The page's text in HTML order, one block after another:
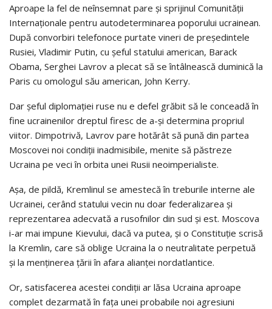
Aproape la fel de neînsemnat pare şi sprijinul Comunităţii
Internaţionale pentru autodeterminarea poporului ucrainean.
După convorbiri telefonoce purtate vineri de preşedintele
Rusiei, Vladimir Putin, cu şeful statului american, Barack
Obama, Serghei Lavrov a plecat să se întâlnească duminică la
Paris cu omologul său american, John Kerry.
Dar şeful diplomaţiei ruse nu e defel grăbit să le conceadă în
fine ucrainenilor dreptul firesc de a-şi determina propriul
viitor. Dimpotrivă, Lavrov pare hotărât să pună din partea
Moscovei noi condiţii inadmisibile, menite să păstreze
Ucraina pe veci în orbita unei Rusii neoimperialiste.
Aşa, de pildă, Kremlinul se amestecă în treburile interne ale
Ucrainei, cerând statului vecin nu doar federalizarea şi
reprezentarea adecvată a rusofnilor din sud şi est. Moscova
i-ar mai impune Kievului, dacă va putea, şi o Constituţie scrisă
la Kremlin, care să oblige Ucraina la o neutralitate perpetuă
şi la menţinerea ţării în afara alianţei nordatlantice.
Or, satisfacerea acestei condiţii ar lăsa Ucraina aproape
complet dezarmată în faţa unei probabile noi agresiuni